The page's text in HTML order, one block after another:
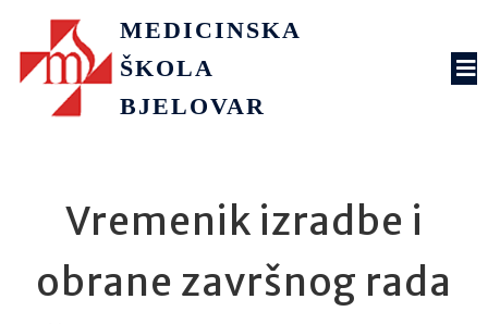
MEDICINSKA
ŠKOLA
BJELOVAR
Vremenik izradbe i
obrane završnog rada